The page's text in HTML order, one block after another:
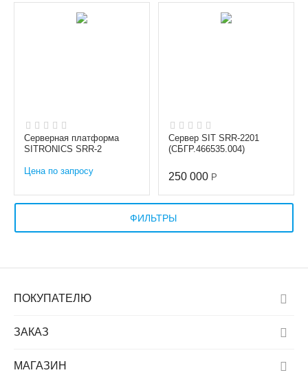
Серверная платформа
SITRONICS SRR-2
Цена по запросу
Сервер SIT SRR-2201
(СБГР.466535.004)
250 000 Р
ФИЛЬТРЫ
ПОКУПАТЕЛЮ
ЗАКАЗ
МАГАЗИН